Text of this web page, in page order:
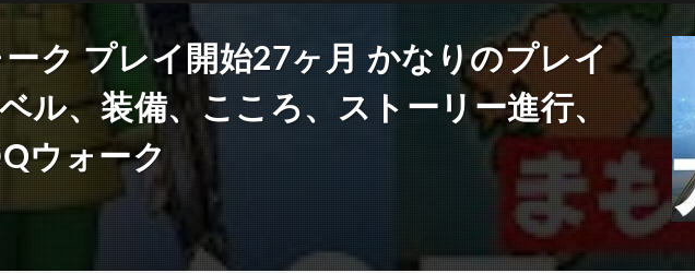
ーク プレイ開始27ヶ月 かなりのプレイ
ル、装備、こころ、ストーリー進行、
ウォーク